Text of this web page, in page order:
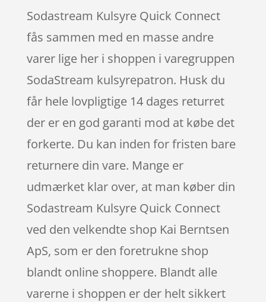
Sodastream Kulsyre Quick Connect
fås sammen med en masse andre
varer lige her i shoppen i varegruppen
SodaStream kulsyrepatron. Husk du
får hele lovpligtige 14 dages returret
der er en god garanti mod at købe det
forkerte. Du kan inden for fristen bare
returnere din vare. Mange er
udmærket klar over, at man køber din
Sodastream Kulsyre Quick Connect
ved den velkendte shop Kai Berntsen
ApS, som er den foretrukne shop
blandt online shoppere. Blandt alle
varerne i shoppen er der helt sikkert